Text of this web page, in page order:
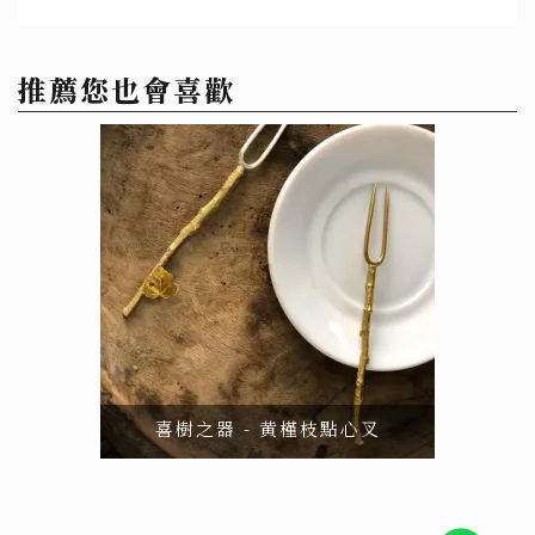
推薦您也會喜歡
喜樹之器 - 黄槿枝點心叉